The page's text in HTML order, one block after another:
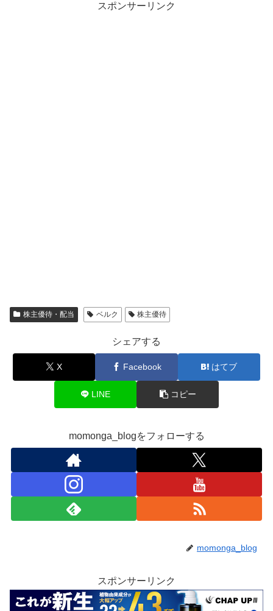
スポンサーリンク
株主優待・配当 ベルク 株主優待
シェアする
X Facebook はてブ
LINE コピー
momonga_blogをフォローする
momonga_blog
スポンサーリンク